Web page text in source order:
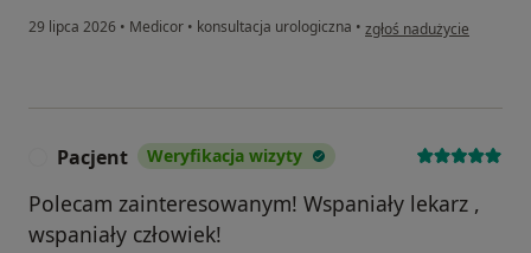
29 lipca 2026 • Medicor • konsultacja urologiczna • w opinii użytkownika
zgłoś nadużycie
Pacjent Weryfikacja wizyty
Polecam zainteresowanym! Wspaniały lekarz ,
wspaniały człowiek!